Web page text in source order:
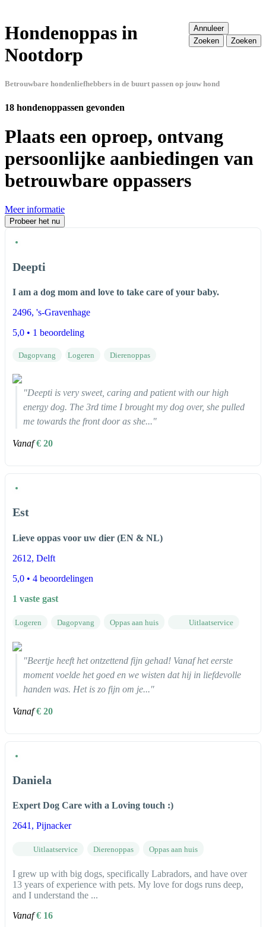
Annuleer
Zoeken
Zoeken
Hondenoppas in
Nootdorp
Betrouwbare hondenliefhebbers in de buurt passen op jouw hond
18 hondenoppassen gevonden
Plaats een oproep, ontvang
persoonlijke aanbiedingen van
betrouwbare oppassers
Meer informatie
Probeer het nu
Deepti
I am a dog mom and love to take care of your baby.
2496, 's-Gravenhage
5,0 • 1 beoordeling
Dagopvang Logeren Dierenoppas
"Deepti is very sweet, caring and patient with our high
energy dog. The 3rd time I brought my dog over, she pulled
me towards the front door as she..."
Vanaf€ 20
Est
Lieve oppas voor uw dier (EN & NL)
2612, Delft
5,0 • 4 beoordelingen
1 vaste gast
Logeren Dagopvang Oppas aan huis Uitlaatservice
"Beertje heeft het ontzettend fijn gehad! Vanaf het eerste
moment voelde het goed en we wisten dat hij in liefdevolle
handen was. Het is zo fijn om je..."
Vanaf€ 20
Daniela
Expert Dog Care with a Loving touch :)
2641 , Pijnacker
Uitlaatservice Dierenoppas Oppas aan huis
I grew up with big dogs, specifically Labradors, and have over
13 years of experience with pets. My love for dogs runs deep,
and I understand the ...
Vanaf€ 16